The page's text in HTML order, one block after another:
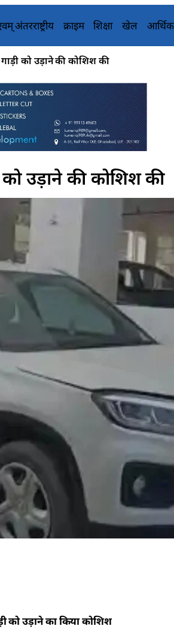
अंतरराष्ट्रीय क्राइम शिक्षा खेल आर्थिक
को उड़ाने की कोशिश की
को उड़ाने की कोशिश की
को उड़ाने का किया कोशिश